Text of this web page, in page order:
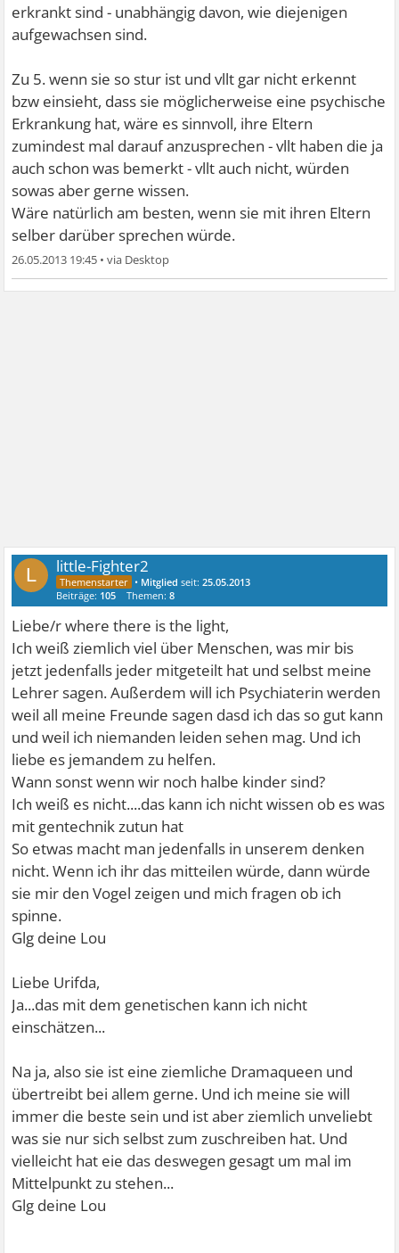
erkrankt sind - unabhängig davon, wie diejenigen
aufgewachsen sind.
Zu 5. wenn sie so stur ist und vllt gar nicht erkennt
bzw einsieht, dass sie möglicherweise eine psychische
Erkrankung hat, wäre es sinnvoll, ihre Eltern
zumindest mal darauf anzusprechen - vllt haben die ja
auch schon was bemerkt - vllt auch nicht, würden
sowas aber gerne wissen.
Wäre natürlich am besten, wenn sie mit ihren Eltern
selber darüber sprechen würde.
26.05.2013 19:45 •
L little-Fighter2
• Mitglied seit:25.05.2013
Beiträge: 105 Themen:8
Liebe/r where there is the light,
Ich weiß ziemlich viel über Menschen, was mir bis
jetzt jedenfalls jeder mitgeteilt hat und selbst meine
Lehrer sagen. Außerdem will ich Psychiaterin werden
weil all meine Freunde sagen dasd ich das so gut kann
und weil ich niemanden leiden sehen mag. Und ich
liebe es jemandem zu helfen.
Wann sonst wenn wir noch halbe kinder sind?
Ich weiß es nicht....das kann ich nicht wissen ob es was
mit gentechnik zutun hat
So etwas macht man jedenfalls in unserem denken
nicht. Wenn ich ihr das mitteilen würde, dann würde
sie mir den Vogel zeigen und mich fragen ob ich
spinne.
Glg deine Lou
Liebe Urifda,
Ja...das mit dem genetischen kann ich nicht
einschätzen...
Na ja, also sie ist eine ziemliche Dramaqueen und
übertreibt bei allem gerne. Und ich meine sie will
immer die beste sein und ist aber ziemlich unveliebt
was sie nur sich selbst zum zuschreiben hat. Und
vielleicht hat eie das deswegen gesagt um mal im
Mittelpunkt zu stehen...
Glg deine Lou